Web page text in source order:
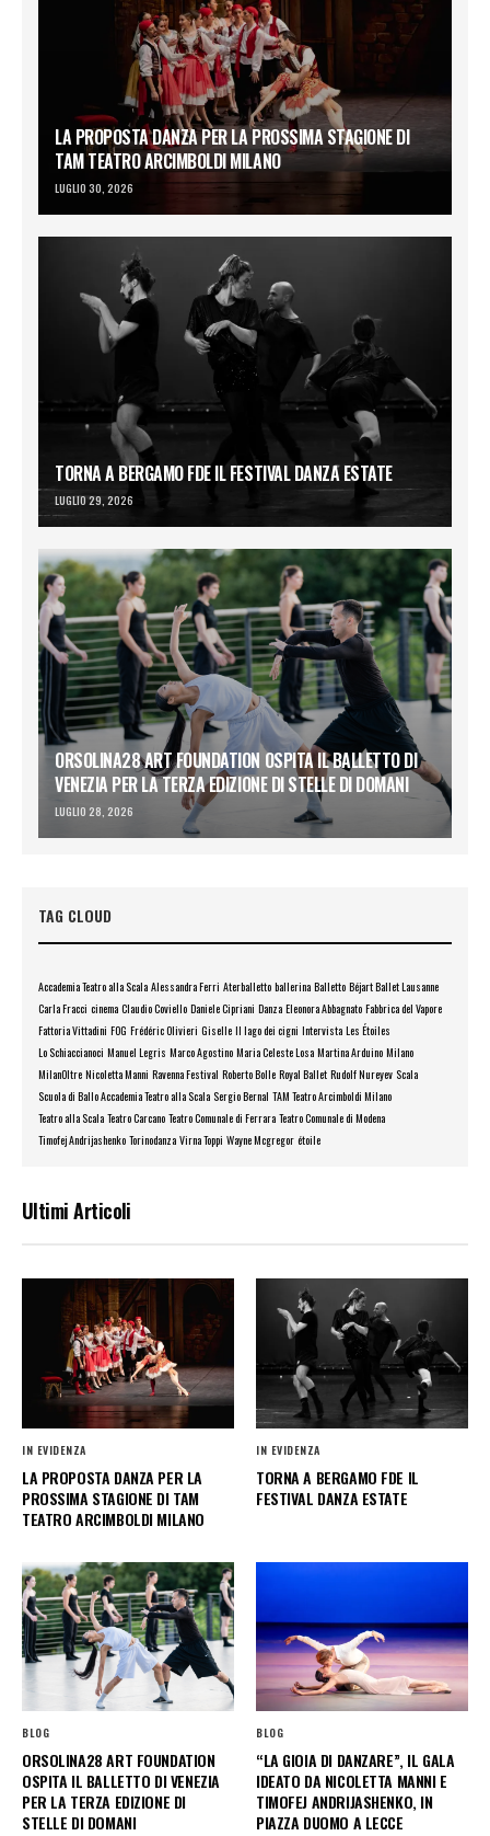
LA PROPOSTA DANZA PER LA PROSSIMA STAGIONE DI
TAM TEATRO ARCIMBOLDI MILANO
LUGLIO 30, 2026
TORNA A BERGAMO FDE IL FESTIVAL DANZA ESTATE
LUGLIO 29, 2026
ORSOLINA28 ART FOUNDATION OSPITA IL BALLETTO DI
VENEZIA PER LA TERZA EDIZIONE DI STELLE DI DOMANI
LUGLIO 28, 2026
TAG CLOUD
Accademia Teatro alla Scala Alessandra Ferri Aterballetto ballerina Balletto Béjart Ballet Lausanne
Carla Fracci cinema Claudio Coviello Daniele Cipriani Danza Eleonora Abbagnato Fabbrica del Vapore
Fattoria Vittadini FOG Frédéric Olivieri Giselle Il lago dei cigni Intervista Les Étoiles
Lo Schiaccianoci Manuel Legris Marco Agostino Maria Celeste Losa Martina Arduino Milano
MilanOltre Nicoletta Manni Ravenna Festival Roberto Bolle Royal Ballet Rudolf Nureyev Scala
Scuola di Ballo Accademia Teatro alla Scala Sergio Bernal TAM Teatro Arcimboldi Milano
Teatro alla Scala Teatro Carcano Teatro Comunale di Ferrara Teatro Comunale di Modena
Timofej Andrijashenko Torinodanza Virna Toppi Wayne Mcgregor étoile
Ultimi Articoli
IN EVIDENZA
LA PROPOSTA DANZA PER LA
PROSSIMA STAGIONE DI TAM
TEATRO ARCIMBOLDI MILANO
IN EVIDENZA
TORNA A BERGAMO FDE IL
FESTIVAL DANZA ESTATE
BLOG
ORSOLINA28 ART FOUNDATION
OSPITA IL BALLETTO DI VENEZIA
PER LA TERZA EDIZIONE DI
STELLE DI DOMANI
BLOG
“LA GIOIA DI DANZARE”, IL GALA
IDEATO DA NICOLETTA MANNI E
TIMOFEJ ANDRIJASHENKO, IN
PIAZZA DUOMO A LECCE